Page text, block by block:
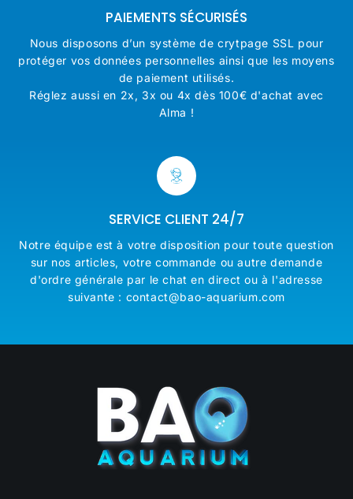
PAIEMENTS SÉCURISÉS
Nous disposons d’un système de crytpage SSL pour
protéger vos données personnelles ainsi que les moyens
de paiement utilisés.
Réglez aussi en 2x, 3x ou 4x dès 100€ d'achat avec
Alma !
SERVICE CLIENT 24/7
Notre équipe est à votre disposition pour toute question
sur nos articles, votre commande ou autre demande
d'ordre générale par le chat en direct ou à l'adresse
suivante : contact@bao-aquarium.com